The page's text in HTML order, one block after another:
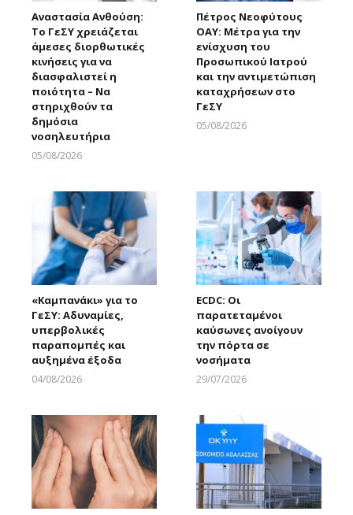
Αναστασία Ανθούση:
Το ΓεΣΥ χρειάζεται
άμεσες διορθωτικές
κινήσεις για να
διασφαλιστεί η
ποιότητα – Να
στηριχθούν τα
δημόσια
νοσηλευτήρια
05/08/2026
Πέτρος Νεοφύτους
ΟΑΥ: Μέτρα για την
ενίσχυση του
Προσωπικού Ιατρού
και την αντιμετώπιση
καταχρήσεων στο
ΓεΣΥ
05/08/2026
«Καμπανάκι» για το
ΓεΣΥ: Αδυναμίες,
υπερβολικές
παραπομπές και
αυξημένα έξοδα
04/08/2026
ECDC: Οι
παρατεταμένοι
καύσωνες ανοίγουν
την πόρτα σε
νοσήματα
29/07/2026